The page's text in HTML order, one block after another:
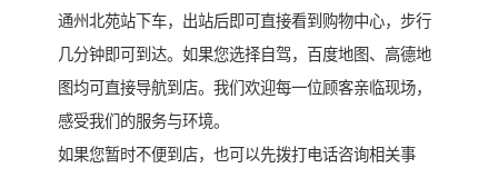
通州北苑站下车，出站后即可直接看到购物中心，步行
几分钟即可到达。如果您选择自驾，百度地图、高德地
图均可直接导航到店。我们欢迎每一位顾客亲临现场，
感受我们的服务与环境。
如果您暂时不便到店，也可以先拨打电话咨询相关事